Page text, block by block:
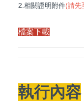
2.相關證明附件(請先
檔案下載
執行內容